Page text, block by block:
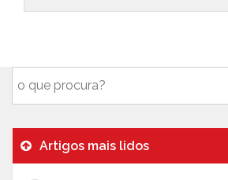
Artigos mais lidos